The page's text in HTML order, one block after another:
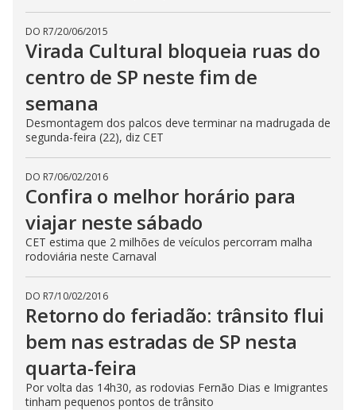
DO R7/20/06/2015
Virada Cultural bloqueia ruas do
centro de SP neste fim de
semana
Desmontagem dos palcos deve terminar na madrugada de
segunda-feira (22), diz CET
DO R7/06/02/2016
Confira o melhor horário para
viajar neste sábado
CET estima que 2 milhões de veículos percorram malha
rodoviária neste Carnaval
DO R7/10/02/2016
Retorno do feriadão: trânsito flui
bem nas estradas de SP nesta
quarta-feira
Por volta das 14h30, as rodovias Fernão Dias e Imigrantes
tinham pequenos pontos de trânsito